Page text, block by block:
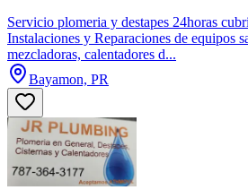
Servicio plomeria y destapes 24horas
Instalaciones y Reparaciones de equipos
mezcladoras, calentadores d...
Bayamon, PR